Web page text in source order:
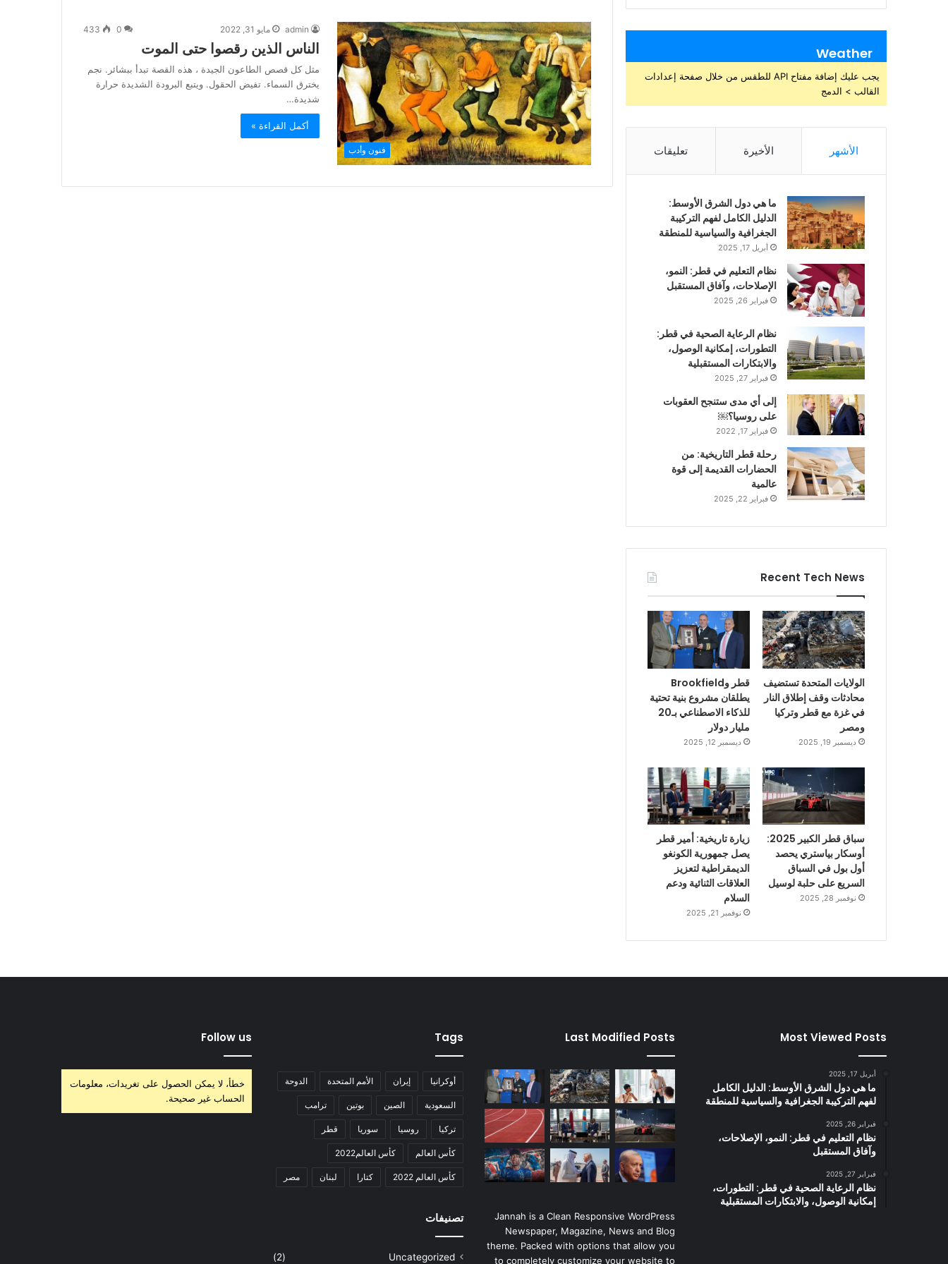
فنون وأدب
admin مايو 31, 2022 0
433
الناس الذين رقصوا حتى الموت
مثل كل قصص الطاعون الجيدة ، هذه القصة تبدأ ببشائر. نجم
يخترق السماء. تفيض الحقول. ويتبع البرودة الشديدة حرارة
شديدة…
أكمل القراءة »
Weather
يجب عليك إضافة مفتاح API للطقس من خلال صفحة إعدادات
القالب > الدمج
الأشهر الأخيرة تعليقات
ما هي دول الشرق الأوسط:
الدليل الكامل لفهم التركيبة
الجغرافية والسياسية للمنطقة
أبريل 17, 2025
نظام التعليم في قطر: النمو،
الإصلاحات، وآفاق المستقبل
فبراير 26, 2025
نظام الرعاية الصحية في قطر:
التطورات، إمكانية الوصول،
والابتكارات المستقبلية
فبراير 27, 2025
إلى أي مدى ستنجح العقوبات
على روسيا؟￼
فبراير 17, 2022
رحلة قطر التاريخية: من
الحضارات القديمة إلى قوة
عالمية
فبراير 22, 2025
Recent Tech News
الولايات المتحدة تستضيف
محادثات وقف إطلاق النار
في غزة مع قطر وتركيا
ومصر
ديسمبر 19, 2025
قطر وBrookfield
يطلقان مشروع بنية تحتية
للذكاء الاصطناعي بـ20
مليار دولار
ديسمبر 12, 2025
سباق قطر الكبير 2025:
أوسكار بياستري يحصد
أول بول في السباق
السريع على حلبة لوسيل
نوفمبر 28, 2025
زيارة تاريخية: أمير قطر
يصل جمهورية الكونغو
الديمقراطية لتعزيز
العلاقات الثنائية ودعم
السلام
نوفمبر 21, 2025
Most Viewed Posts
أبريل 17, 2025
ما هي دول الشرق الأوسط: الدليل الكامل
لفهم التركيبة الجغرافية والسياسية للمنطقة
فبراير 26, 2025
نظام التعليم في قطر: النمو، الإصلاحات،
وآفاق المستقبل
فبراير 27, 2025
نظام الرعاية الصحية في قطر: التطورات،
إمكانية الوصول، والابتكارات المستقبلية
Last Modified Posts
Jannah is a Clean Responsive WordPress
Newspaper, Magazine, News and Blog
theme. Packed with options that allow you
to completely customize your website to
Tags
أوكرانيا إيران الأمم المتحدة الدوحة
السعودية الصين بوتين ترامب
تركيا روسيا سوريا قطر
كأس العالم كأس العالم2022
كأس العالم 2022 كتارا لبنان مصر
تصنيفات
Uncategorized
(2)
Follow us
خطأ، لا يمكن الحصول على تغريدات، معلومات
الحساب غير صحيحة.